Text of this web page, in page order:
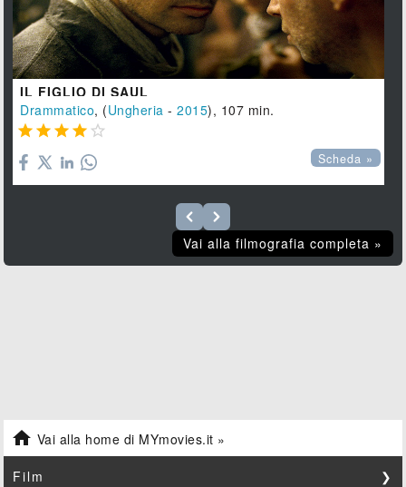
IL FIGLIO DI SAUL
Drammatico, (Ungheria -2015), 107 min.
    
Scheda »
Vai alla filmografia completa »
 Vai alla home di MYmovies.it »
Film ❯